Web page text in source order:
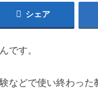
シェア
です。
などで使い終わっ